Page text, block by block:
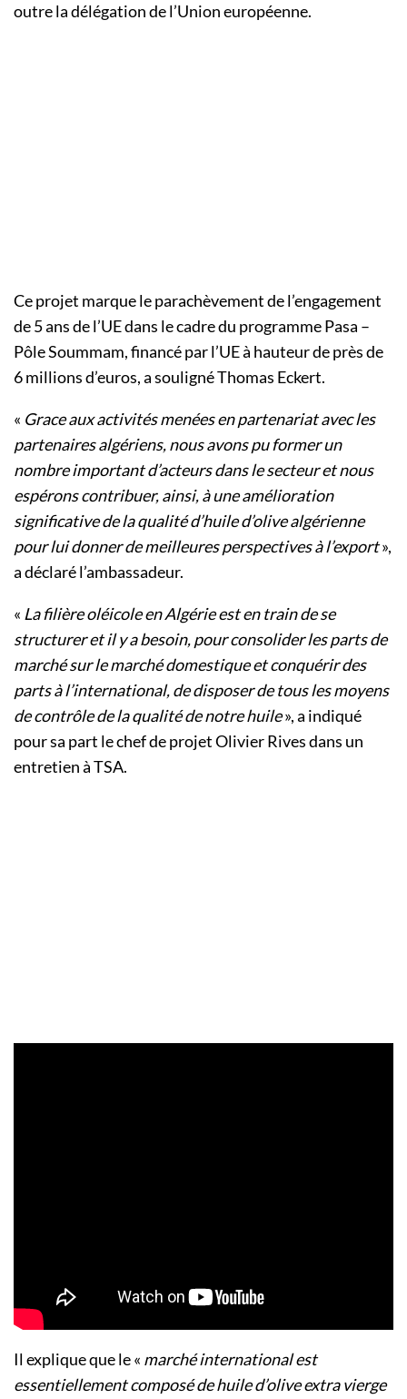
outre la délégation de l’Union européenne.
Ce projet marque le parachèvement de l’engagement
de 5 ans de l’UE dans le cadre du programme Pasa –
Pôle Soummam, financé par l’UE à hauteur de près de
6 millions d’euros, a souligné Thomas Eckert.
« Grace aux activités menées en partenariat avec les
partenaires algériens, nous avons pu former un
nombre important d’acteurs dans le secteur et nous
espérons contribuer, ainsi, à une amélioration
significative de la qualité d’huile d’olive algérienne
pour lui donner de meilleures perspectives à l’export»,
a déclaré l’ambassadeur.
« La filière oléicole en Algérie est en train de se
structurer et il y a besoin, pour consolider les parts de
marché sur le marché domestique et conquérir des
parts à l’international, de disposer de tous les moyens
de contrôle de la qualité de notre huile», a indiqué
pour sa part le chef de projet Olivier Rives dans un
entretien à TSA.
Il explique que le « marché international est
essentiellement composé de huile d’olive extra vierge